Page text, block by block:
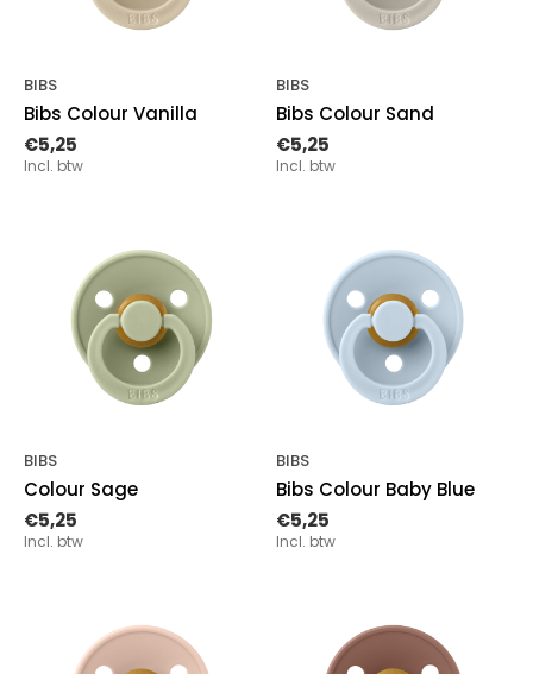
BIBS
Bibs Colour Vanilla
€5,25
Incl. btw
BIBS
Bibs Colour Sand
€5,25
Incl. btw
BIBS
Colour Sage
€5,25
Incl. btw
BIBS
Bibs Colour Baby Blue
€5,25
Incl. btw